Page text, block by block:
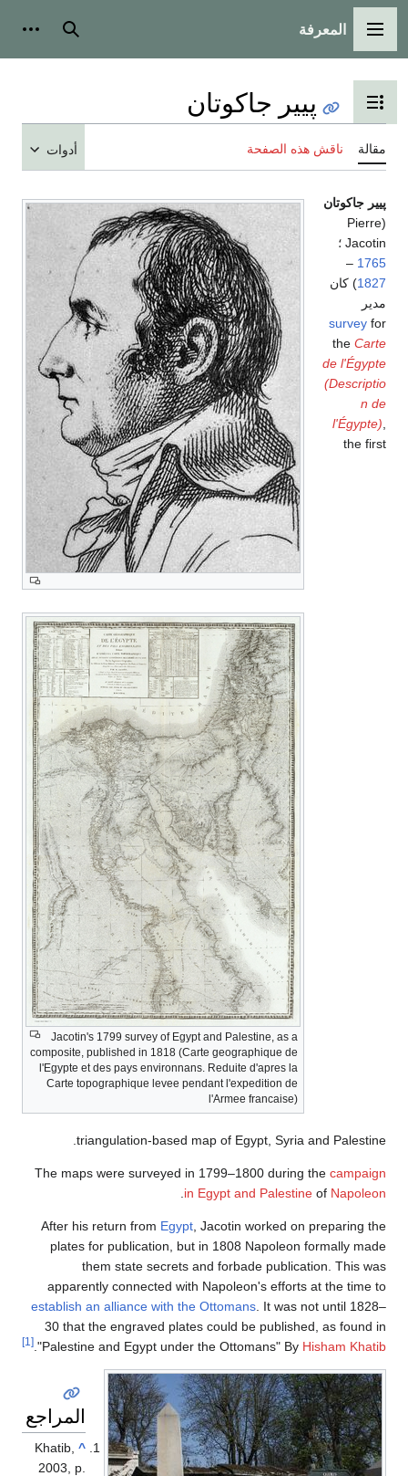
القائمة الرئيسية
المعرفة بحث
تبديل عرض جدول المحتويات
پيير جاكوتان
مقالة ناقش هذه الصفحة أدوات
Jacotin's 1799 survey of Egypt and Palestine, as a
composite, published in 1818 (Carte geographique de
l'Egypte et des pays environnans. Reduite d'apres la
Carte topographique levee pendant l'expedition de
l'Armee francaise)
پيير جاكوتان
(Pierre
Jacotin ؛
1765
–
1827) كان
مدير
survey for
theCarte
de l'Égypte
(Descriptio
n de
l'Égypte)
the first
triangulation-based map of Egypt, Syria and Palestine.
The maps were surveyed in 1799–1800 during thecampaign
in Egypt and Palestine of Napoleon
.
After his return from Egypt, Jacotin worked on preparing the
plates for publication, but in 1808 Napoleon formally made
them state secrets and forbade publication. This was
apparently connected with Napoleon's efforts at the time to
establish an alliance with the Ottomans. It was not until 1828–
30 that the engraved plates could be published, as found in
"Palestine and Egypt under the Ottomans" By Hisham Khatib
.
[1]
المراجع
^
Khatib,
2003, p.